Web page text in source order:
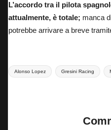
L’accordo tra il pilota
attualmente, è totale; manca
potrebbe arrivare a breve
Tags:
Alonso Lopez Gresini Racing